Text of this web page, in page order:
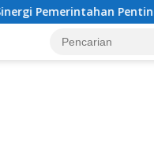
Penting untuk